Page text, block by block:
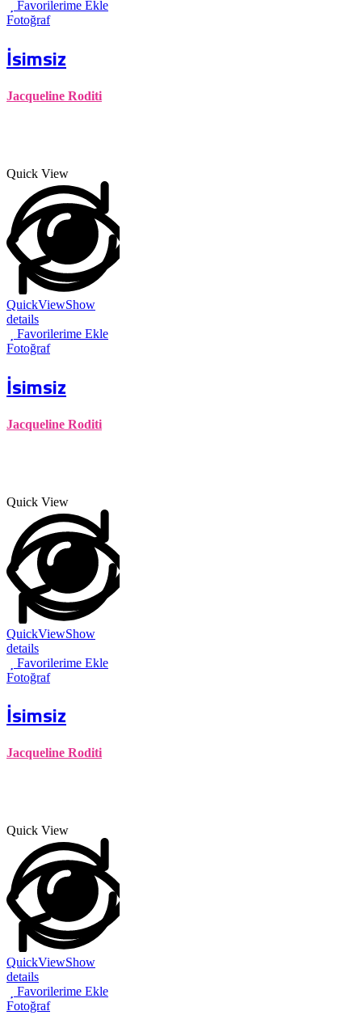
Favorilerime Ekle
Fotoğraf
İsimsiz
Jacqueline Roditi
Quick View
QuickViewShow
details
Favorilerime Ekle
Fotoğraf
İsimsiz
Jacqueline Roditi
Quick View
QuickViewShow
details
Favorilerime Ekle
Fotoğraf
İsimsiz
Jacqueline Roditi
Quick View
QuickViewShow
details
Favorilerime Ekle
Fotoğraf